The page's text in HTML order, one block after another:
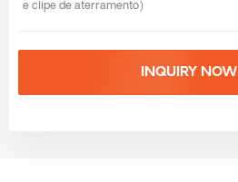
e clipe de aterramento)
INQUIRY NOW